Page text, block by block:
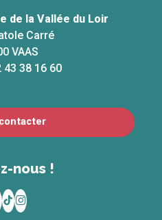
de la Vallée du Loir
Carré
VAAS
43 38 16 60
nous !